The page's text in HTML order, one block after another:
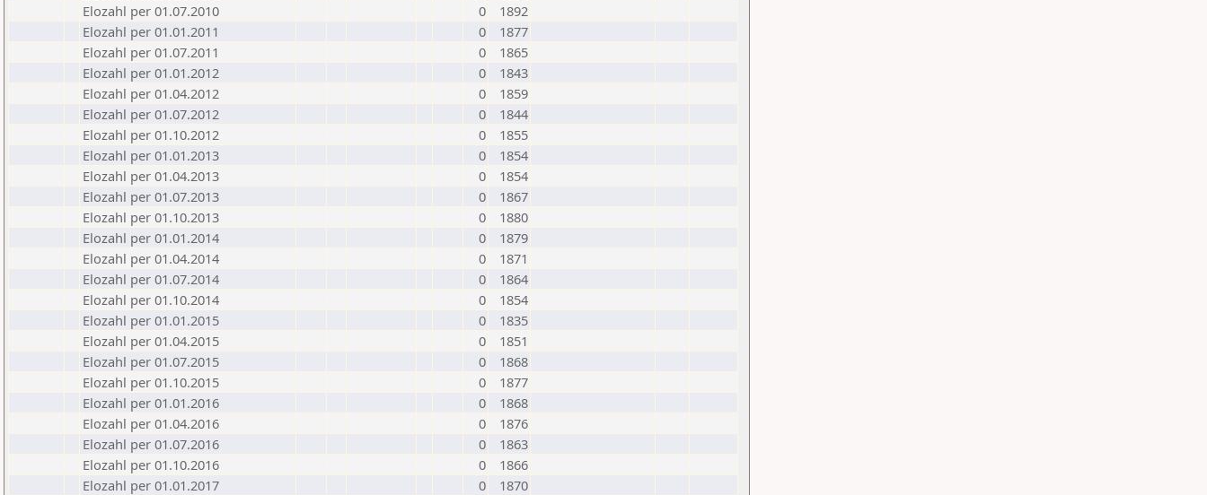
Elozahl per 01.07.2010
0
1892
Elozahl per 01.01.2011
0
1877
Elozahl per 01.07.2011
0
1865
Elozahl per 01.01.2012
0
1843
Elozahl per 01.04.2012
0
1859
Elozahl per 01.07.2012
0
1844
Elozahl per 01.10.2012
0
1855
Elozahl per 01.01.2013
0
1854
Elozahl per 01.04.2013
0
1854
Elozahl per 01.07.2013
0
1867
Elozahl per 01.10.2013
0
1880
Elozahl per 01.01.2014
0
1879
Elozahl per 01.04.2014
0
1871
Elozahl per 01.07.2014
0
1864
Elozahl per 01.10.2014
0
1854
Elozahl per 01.01.2015
0
1835
Elozahl per 01.04.2015
0
1851
Elozahl per 01.07.2015
0
1868
Elozahl per 01.10.2015
0
1877
Elozahl per 01.01.2016
0
1868
Elozahl per 01.04.2016
0
1876
Elozahl per 01.07.2016
0
1863
Elozahl per 01.10.2016
0
1866
Elozahl per 01.01.2017
0
1870